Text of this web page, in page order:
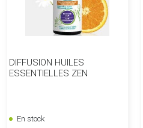
DIFFUSION HUILES
ESSENTIELLES ZEN
En stock